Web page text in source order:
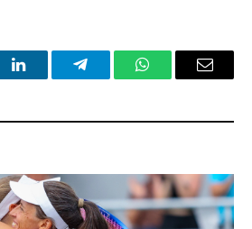
LinkedInTelegramWhatsAppEmail